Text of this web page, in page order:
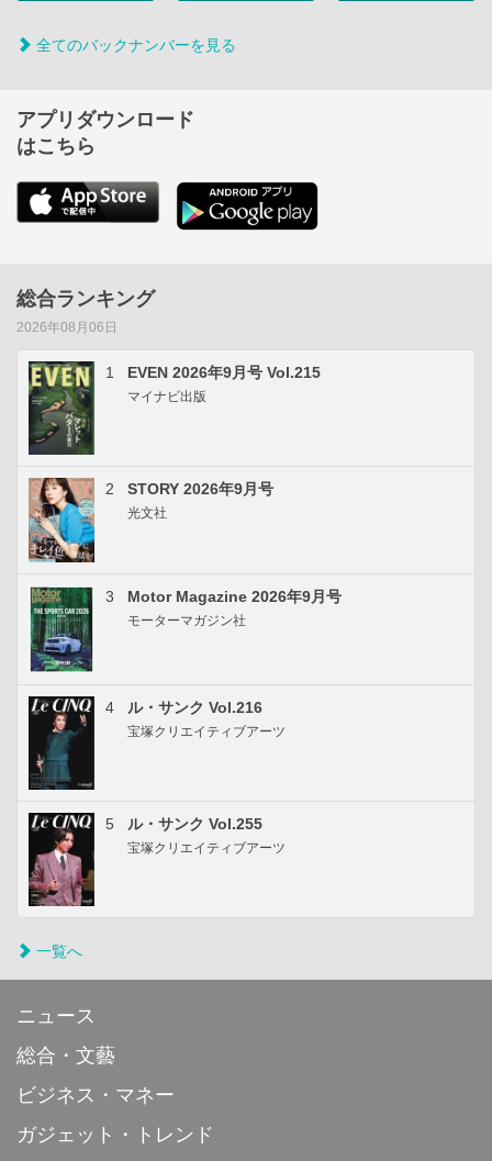
全てのバックナンバーを見る
アプリダウンロード
はこちら
総合ランキング
2026年08月06日
1 EVEN 2026年9月号 Vol.215
マイナビ出版
2 STORY 2026年9月号
光文社
3 Motor Magazine 2026年9月号
モーターマガジン社
4 ル・サンク Vol.216
宝塚クリエイティブアーツ
5 ル・サンク Vol.255
宝塚クリエイティブアーツ
一覧へ
ニュース
総合・文藝
ビジネス・マネー
ガジェット・トレンド